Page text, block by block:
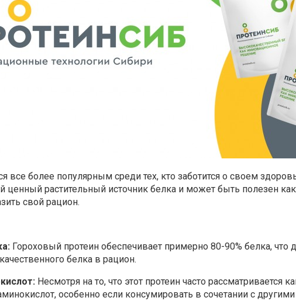
все более популярным среди тех, кто заботится о своем
ценный растительный источник белка и может быть полезен
свой рацион.
Гороховый протеин обеспечивает примерно 80-90% белка,
белка в рацион.
Несмотря на то, что этот протеин часто рассматривается
особенно если консумировать в сочетании с другими